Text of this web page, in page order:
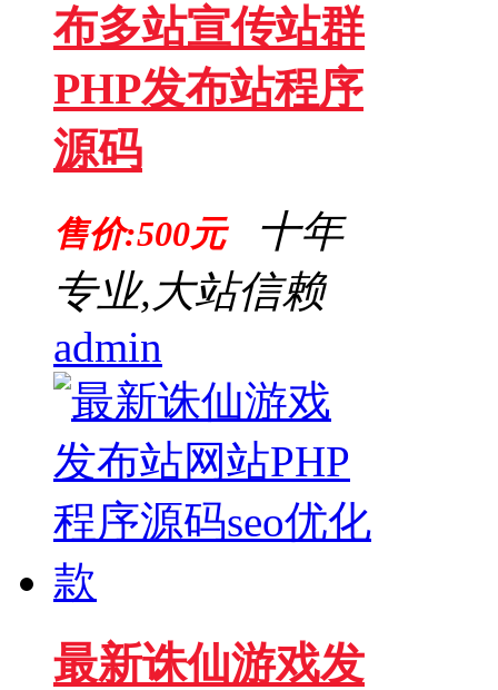
布多站宣传站群
PHP发布站程序
源码
售价:500元
十年
专业,大站信赖
admin
最新诛仙游戏发